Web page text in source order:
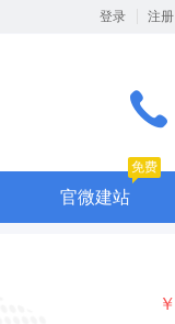
登录 注册
官微建站
免费
￥